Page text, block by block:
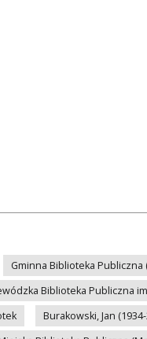
Gminna Biblioteka Publiczna
Biblioteka Publiczna
Burakowski, Jan